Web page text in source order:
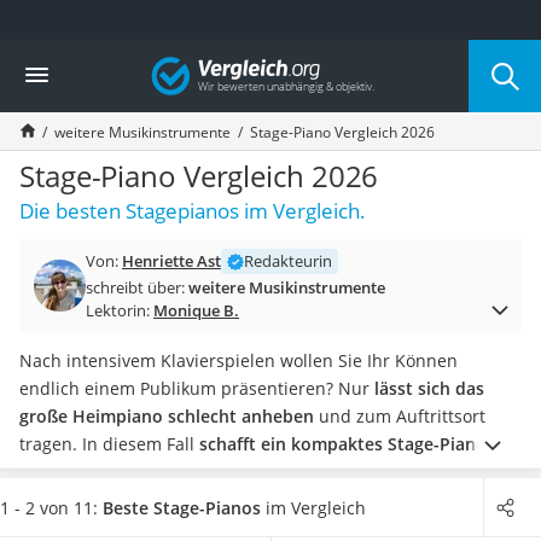
Die beliebtesten Vergleiche nach Kategorie
Freizeit & Sport
Gartentrampolin
Trampolin
Metalldetektor
Eufab-Fahrradträger
Trampolin 366 cm
Aluminium-Koffer
Futterboot
E-Bike-Dreirad
Trekkingschuhe Herren
Reisetasche mit Rollen
Klimmzugstation
Koffer
Nachtsichtgerät
Vergleich
weitere Musikinstrumente Stage-Piano Vergleich 2026
Stage-Piano Vergleich 2026
Die besten Stagepianos im Vergleich.
Von: Henriette Ast
Redakteurin
schreibt über:weitere Musikinstrumente
Lektorin: Monique B.
Nach intensivem Klavierspielen wollen Sie Ihr Können
endlich einem Publikum präsentieren? Nur lässt sich das
große Heimpiano schlecht anheben und zum Auftrittsort
tragen. In diesem Fall schafft ein kompaktes Stage-Piano
Abhilfe. Es eignet sich außerdem für Musikschüler, die ihr
Instrument mit in den Unterricht nehmen.
Achten Sie beim
1 - 2 von 11: Beste Stage-Pianos im Vergleich